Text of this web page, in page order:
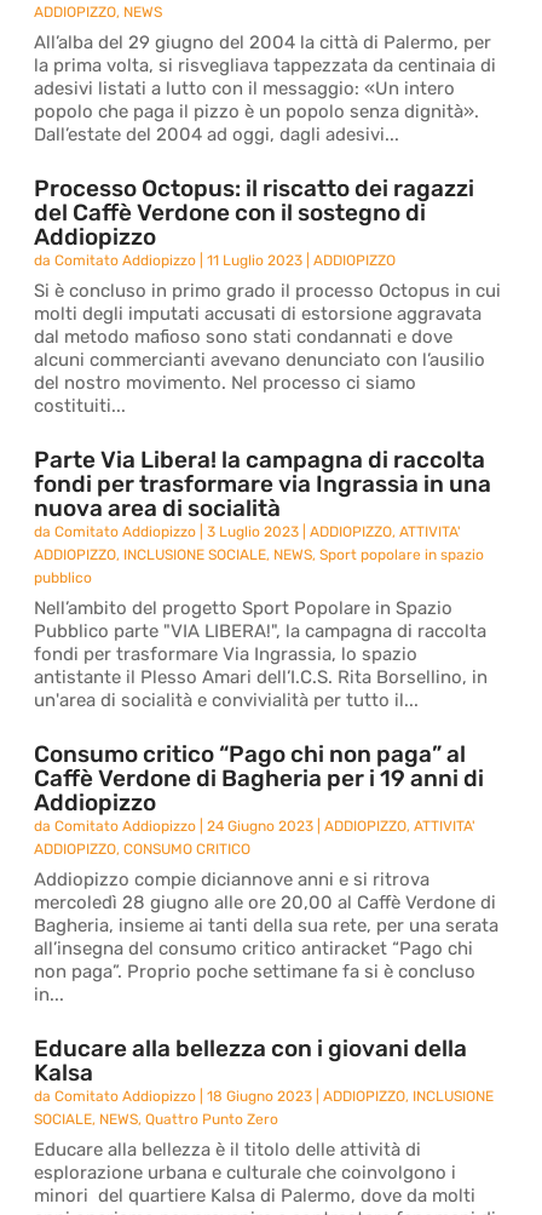
ADDIOPIZZO, NEWS
All’alba del 29 giugno del 2004 la città di Palermo, per
la prima volta, si risvegliava tappezzata da centinaia di
adesivi listati a lutto con il messaggio: «Un intero
popolo che paga il pizzo è un popolo senza dignità».
Dall’estate del 2004 ad oggi, dagli adesivi...
Processo Octopus: il riscatto dei ragazzi
del Caffè Verdone con il sostegno di
Addiopizzo
daComitato Addiopizzo |11 Luglio 2023 |ADDIOPIZZO
Si è concluso in primo grado il processo Octopus in cui
molti degli imputati accusati di estorsione aggravata
dal metodo mafioso sono stati condannati e dove
alcuni commercianti avevano denunciato con l’ausilio
del nostro movimento. Nel processo ci siamo
costituiti...
Parte Via Libera! la campagna di raccolta
fondi per trasformare via Ingrassia in una
nuova area di socialità
daComitato Addiopizzo |3 Luglio 2023 |ADDIOPIZZO,ATTIVITA'
ADDIOPIZZO, INCLUSIONE SOCIALE, NEWS,Sport popolare in spazio
pubblico
Nell’ambito del progetto Sport Popolare in Spazio
Pubblico parte "VIA LIBERA!", la campagna di raccolta
fondi per trasformare Via Ingrassia, lo spazio
antistante il Plesso Amari dell’I.C.S. Rita Borsellino, in
un'area di socialità e convivialità per tutto il...
Consumo critico “Pago chi non paga” al
Caffè Verdone di Bagheria per i 19 anni di
Addiopizzo
daComitato Addiopizzo |24 Giugno 2023 |ADDIOPIZZO,ATTIVITA'
ADDIOPIZZO,CONSUMO CRITICO
Addiopizzo compie diciannove anni e si ritrova
mercoledì 28 giugno alle ore 20,00 al Caffè Verdone di
Bagheria, insieme ai tanti della sua rete, per una serata
all’insegna del consumo critico antiracket “Pago chi
non paga”. Proprio poche settimane fa si è concluso
in...
Educare alla bellezza con i giovani della
Kalsa
daComitato Addiopizzo |18 Giugno 2023 |ADDIOPIZZO, INCLUSIONE
SOCIALE, NEWS,Quattro Punto Zero
Educare alla bellezza è il titolo delle attività di
esplorazione urbana e culturale che coinvolgono i
minori del quartiere Kalsa di Palermo, dove da molti